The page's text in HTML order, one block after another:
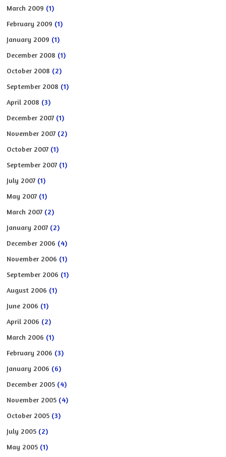
March 2009 (1)
February 2009 (1)
January 2009 (1)
December 2008 (1)
October 2008 (2)
September 2008 (1)
April 2008 (3)
December 2007 (1)
November 2007 (2)
October 2007 (1)
September 2007 (1)
July 2007 (1)
May 2007 (1)
March 2007 (2)
January 2007 (2)
December 2006 (4)
November 2006 (1)
September 2006 (1)
August 2006 (1)
June 2006 (1)
April 2006 (2)
March 2006 (1)
February 2006 (3)
January 2006 (6)
December 2005 (4)
November 2005 (4)
October 2005 (3)
July 2005 (2)
May 2005 (1)